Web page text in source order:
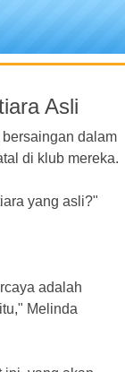
Asli
dalam
di klub mereka.
yang asli?"
adalah
Melinda